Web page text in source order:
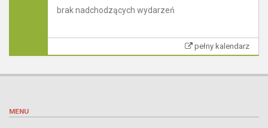
brak nadchodzących wydarzeń
pełny kalendarz
MENU